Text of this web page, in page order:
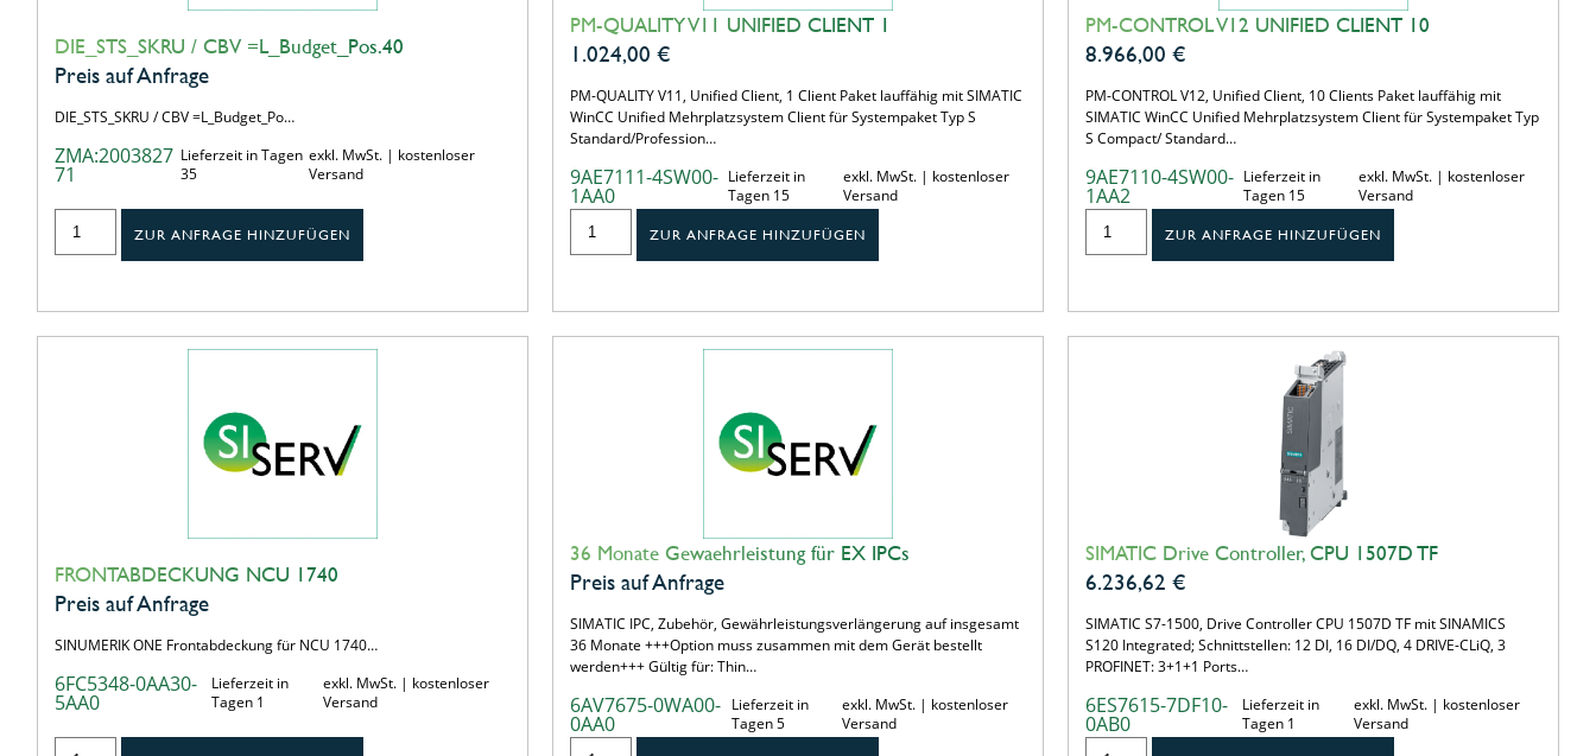
DIE_STS_SKRU / CBV =L_Budget_Pos.40
Preis auf Anfrage
DIE_STS_SKRU / CBV =L_Budget_Po…
ZMA:2003827
71
Lieferzeit in Tagen
35
exkl. MwSt. | kostenloser
Versand
ZUR ANFRAGE HINZUFÜGEN
PM-QUALITY V11 UNIFIED CLIENT 1
1.024,00 €
PM-QUALITY V11, Unified Client, 1 Client Paket lauffähig mit SIMATIC
WinCC Unified Mehrplatzsystem Client für Systempaket Typ S
Standard/Profession…
9AE7111-4SW00-
1AA0
Lieferzeit in
Tagen 15
exkl. MwSt. | kostenloser
Versand
ZUR ANFRAGE HINZUFÜGEN
PM-CONTROL V12 UNIFIED CLIENT 10
8.966,00 €
PM-CONTROL V12, Unified Client, 10 Clients Paket lauffähig mit
SIMATIC WinCC Unified Mehrplatzsystem Client für Systempaket Typ
S Compact/ Standard…
9AE7110-4SW00-
1AA2
Lieferzeit in
Tagen 15
exkl. MwSt. | kostenloser
Versand
ZUR ANFRAGE HINZUFÜGEN
FRONTABDECKUNG NCU 1740
Preis auf Anfrage
SINUMERIK ONE Frontabdeckung für NCU 1740…
6FC5348-0AA30-
5AA0
Lieferzeit in
Tagen 1
exkl. MwSt. | kostenloser
Versand
36 Monate Gewaehrleistung für EX IPCs
Preis auf Anfrage
SIMATIC IPC, Zubehör, Gewährleistungsverlängerung auf insgesamt
36 Monate +++Option muss zusammen mit dem Gerät bestellt
werden+++ Gültig für: Thin…
6AV7675-0WA00-
0AA0
Lieferzeit in
Tagen 5
exkl. MwSt. | kostenloser
Versand
SIMATIC Drive Controller, CPU 1507D TF
6.236,62 €
SIMATIC S7-1500, Drive Controller CPU 1507D TF mit SINAMICS
S120 Integrated; Schnittstellen: 12 DI, 16 DI/DQ, 4 DRIVE-CLiQ, 3
PROFINET: 3+1+1 Ports…
6ES7615-7DF10-
0AB0
Lieferzeit in
Tagen 1
exkl. MwSt. | kostenloser
Versand